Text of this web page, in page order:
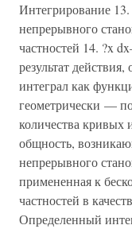
Интегрирование
непрерывного
частностей 14. ?x
результат
интеграл как
геометрически —
количества кривых
общность,
непрерывного
примененная к
частностей в
Определенный